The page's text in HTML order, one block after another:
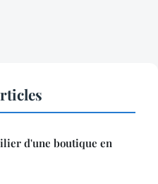
d'une boutique en